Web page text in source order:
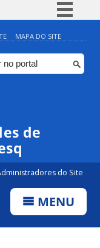
BR
Participe
Canais
MAPA DO SITE
de
do Site
MENU